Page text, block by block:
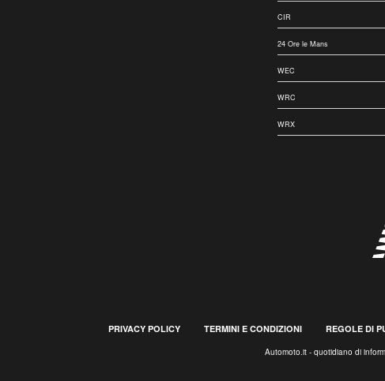
CIR
24 Ore le Mans
WEC
WRC
WRX
PRIVACY POLICY TERMINI E CONDIZIONI REGOLE DI
Automoto.it - quotidiano di